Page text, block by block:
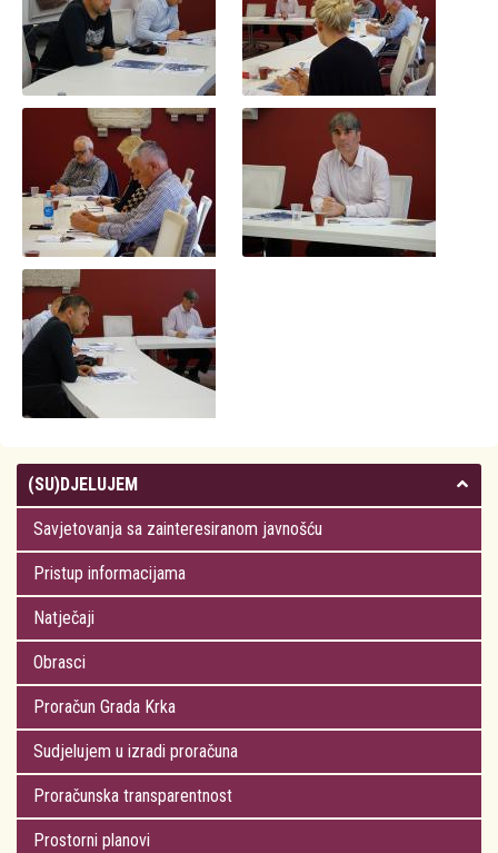
(SU)DJELUJEM
Savjetovanja sa zainteresiranom javnošću
Pristup informacijama
Natječaji
Obrasci
Proračun Grada Krka
Sudjelujem u izradi proračuna
Proračunska transparentnost
Prostorni planovi